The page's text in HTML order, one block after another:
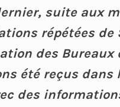
suite aux
répétées de
des Bureaux
été reçus
des